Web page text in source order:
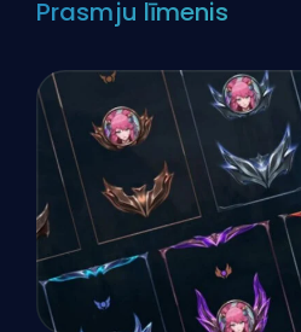
Prasmju līmenis